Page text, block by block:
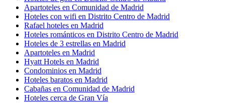
Apartoteles en Comunidad de Madrid
Hoteles con wifi en Distrito Centro de Madrid
Rafael hoteles en Madrid
Hoteles románticos en Distrito Centro de Madrid
Hoteles de 3 estrellas en Madrid
Apartoteles en Madrid
Hyatt Hotels en Madrid
Condominios en Madrid
Hoteles baratos en Madrid
Cabañas en Comunidad de Madrid
Hoteles cerca de Gran Vía